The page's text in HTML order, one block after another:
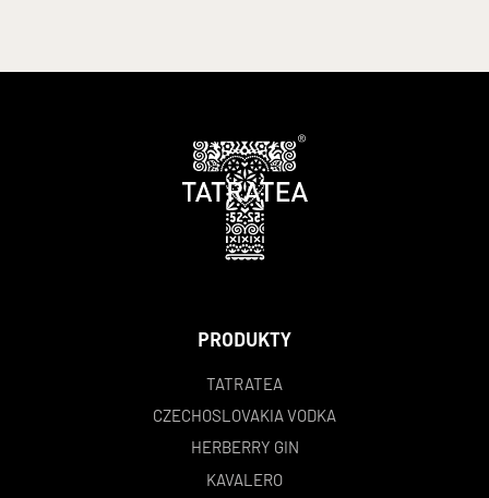
PRODUKTY
TATRATEA
CZECHOSLOVAKIA VODKA
HERBERRY GIN
KAVALERO